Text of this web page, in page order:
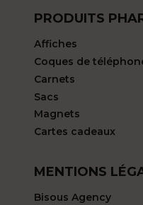
PRODUITS
Affiches
Coques de
Carnets
Sacs
Magnets
Cartes cadeaux
MENTIONS
Bisous Agency